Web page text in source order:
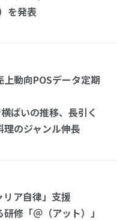
を発表
動向POSデータ定期
ばいの推移、長引く
のジャンル伸長
ア自律」支援
修「＠（アット）」